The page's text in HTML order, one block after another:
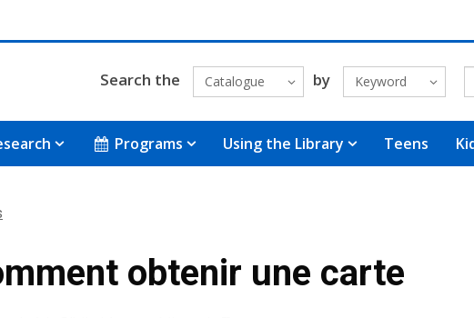
Search the Catalogue by Keyword
Programs Using the Library Teens
obtenir une carte